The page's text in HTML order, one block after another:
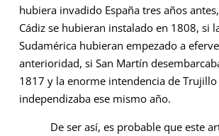
hubiera invadido España tres años
Cádiz se hubieran instalado en 1808, si
Sudamérica hubieran empezado a
anterioridad, si San Martín
1817 y la enorme intendencia de Trujillo
independizaba ese mismo año.
De ser así, es probable que este